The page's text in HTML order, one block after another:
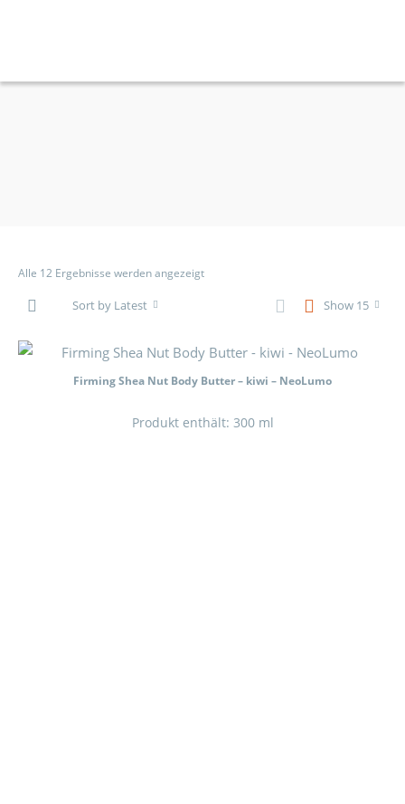
Alle 12 Ergebnisse werden angezeigt
Show 15
Sort by Latest
Firming Shea Nut Body Butter – kiwi – NeoLumo
Produkt enthält: 300 ml